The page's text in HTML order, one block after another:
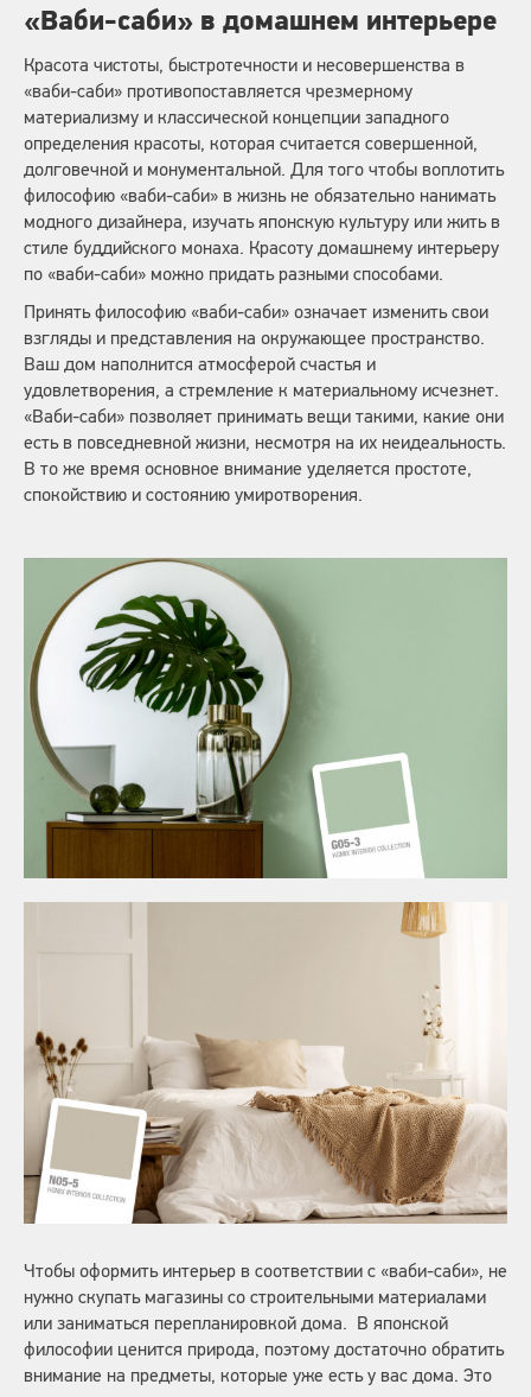
«Ваби-саби» в домашнем интерьере
Красота чистоты, быстротечности и несовершенства в
«ваби-саби» противопоставляется чрезмерному
материализму и классической концепции западного
определения красоты, которая считается совершенной,
долговечной и монументальной. Для того чтобы воплотить
философию «ваби-саби» в жизнь не обязательно нанимать
модного дизайнера, изучать японскую культуру или жить в
стиле буддийского монаха. Красоту домашнему интерьеру
по «ваби-саби» можно придать разными способами.
Принять философию «ваби-саби» означает изменить свои
взгляды и представления на окружающее пространство.
Ваш дом наполнится атмосферой счастья и
удовлетворения, а стремление к материальному исчезнет.
«Ваби-саби» позволяет принимать вещи такими, какие они
есть в повседневной жизни, несмотря на их неидеальность.
В то же время основное внимание уделяется простоте,
спокойствию и состоянию умиротворения.
Чтобы оформить интерьер в соответствии с «ваби-саби», не
нужно скупать магазины со строительными материалами
или заниматься перепланировкой дома. В японской
философии ценится природа, поэтому достаточно обратить
внимание на предметы, которые уже есть у вас дома. Это